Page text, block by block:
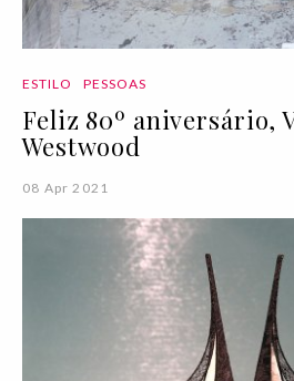
ESTILO PESSOAS
Feliz 80º aniversário,
Westwood
08 Apr 2021